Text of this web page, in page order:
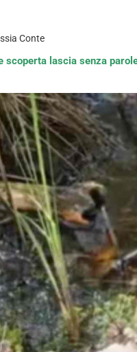
Conte
scoperta lascia senza